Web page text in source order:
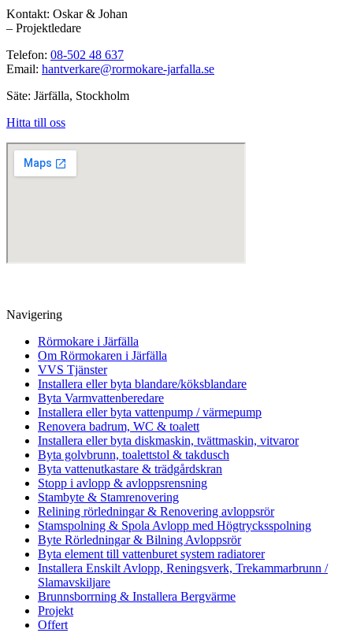
Kontakt: Oskar & Johan
– Projektledare
Telefon: 08-502 48 637
Email: hantverkare@rormokare-jarfalla.se
Säte: Järfälla, Stockholm
Hitta till oss
Navigering
Rörmokare i Järfälla
Om Rörmokaren i Järfälla
VVS Tjänster
Installera eller byta blandare/köksblandare
Byta Varmvattenberedare
Installera eller byta vattenpump / värmepump
Renovera badrum, WC & toalett
Installera eller byta diskmaskin, tvättmaskin, vitvaror
Byta golvbrunn, toalettstol & takdusch
Byta vattenutkastare & trädgårdskran
Stopp i avlopp & avloppsrensning
Stambyte & Stamrenovering
Relining rörledningar & Renovering avloppsrör
Stamspolning & Spola Avlopp med Högtrycksspolning
Byte Rörledningar & Bilning Avloppsrör
Byta element till vattenburet system radiatorer
Installera Enskilt Avlopp, Reningsverk, Trekammarbrunn /
Slamavskiljare
Brunnsborrning & Installera Bergvärme
Projekt
Offert